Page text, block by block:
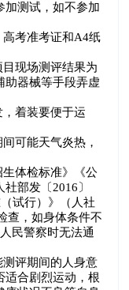
加测试，如不参加
考准考证和A4纸
现场测评结果为
助器械等手段弄虚
着装要便于运
可能天气炎热，
体检标准》《公
部发〔2016〕
试行）》（人社
查，如身体条件不
民警察时无法通
评期间的人身意
适合剧烈运动，根